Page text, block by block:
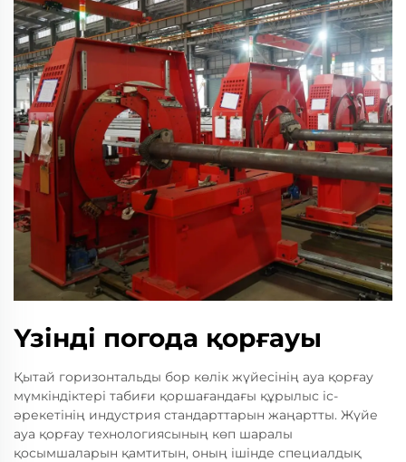
Үзінді погода қорғауы
Қытай горизонтальды бор көлік жүйесінің ауа қорғау
мүмкіндіктері табиғи қоршағандағы құрылыс іс-
әрекетінің индустрия стандарттарын жаңартты. Жүйе
ауа қорғау технологиясының көп шаралы
қосымшаларын қамтитын, оның ішінде специалдық